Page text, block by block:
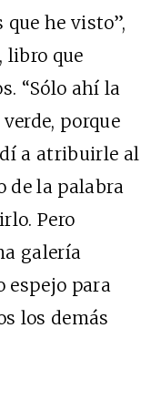
que he visto”,
libro que
“Sólo ahí la
porque
a atribuirle al
de la palabra
Pero
galería
espejo para
los demás